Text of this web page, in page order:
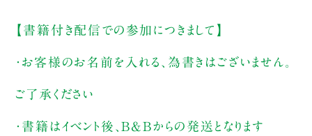
【書籍付き配信での参加につきまして】
・お客様のお名前を入れる、為書きはございません。
ご了承ください
・書籍はイベント後、B&Bからの発送となります